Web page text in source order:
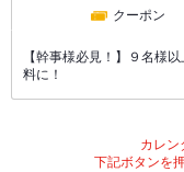
クーポン
【幹事様必見！】９名様
料に！
カレン
下記ボタンを